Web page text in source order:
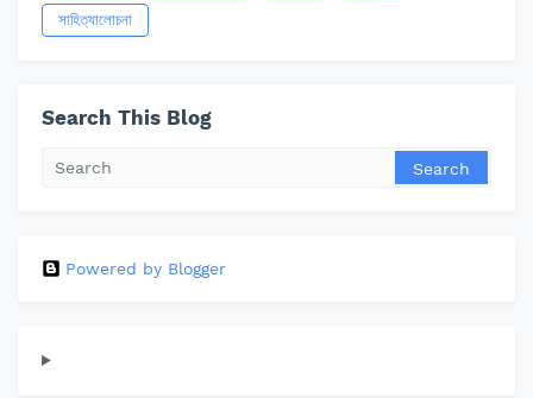
সাহিত্যালোচনা
Search This Blog
Powered by Blogger